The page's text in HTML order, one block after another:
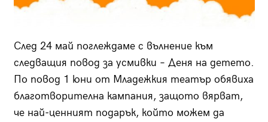
След 24 май поглеждаме с вълнение към
следващия повод за усмивки – Деня на детето.
По повод 1 юни от Младежкия театър обявиха
благотворителна кампания, защото вярват,
че най-ценният подарък, който можем да